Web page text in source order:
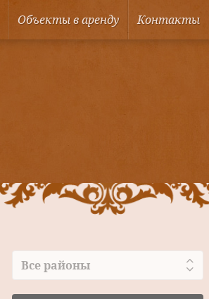
Объекты в аренду Контакты
Все районы